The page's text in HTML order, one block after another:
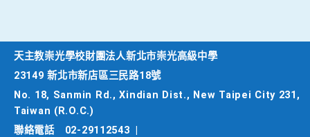
天主教崇光學校財團法人新北市崇光高級中學
23149 新北市新店區三民路18號
No. 18, Sanmin Rd., Xindian Dist., New Taipei City 231,
Taiwan (R.O.C.)
聯絡電話
02-29112543